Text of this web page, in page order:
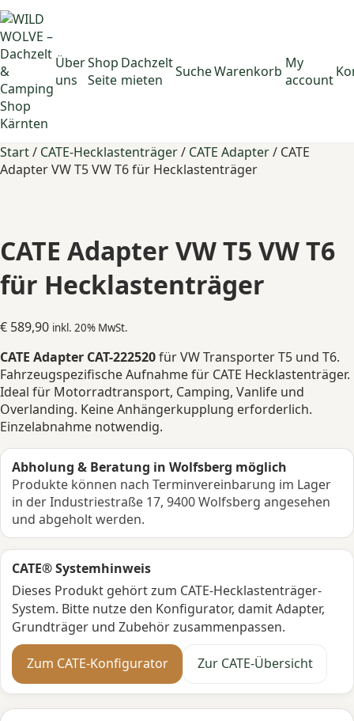
Über
uns
Shop
Seite
Dachzelt
mieten
SucheWarenkorb My
account
Start/ CATE-Hecklastenträger/ CATE Adapter/ CATE
Adapter VW T5 VW T6 für Hecklastenträger
CATE Adapter VW T5 VW T6
für Hecklastenträger
€ 589,90 inkl. 20% MwSt.
CATE Adapter CAT-222520für VW Transporter T5 und T6.
Fahrzeugspezifische Aufnahme für CATE Hecklastenträger.
Ideal für Motorradtransport, Camping, Vanlife und
Overlanding. Keine Anhängerkupplung erforderlich.
Einzelabnahme notwendig.
Abholung & Beratung in Wolfsberg möglich
Produkte können nach Terminvereinbarung im Lager
in der Industriestraße 17, 9400 Wolfsberg angesehen
und abgeholt werden.
CATE® Systemhinweis
Dieses Produkt gehört zum CATE-Hecklastenträger-
System. Bitte nutze den Konfigurator, damit Adapter,
Grundträger und Zubehör zusammenpassen.
Zum CATE-Konfigurator Zur CATE-Übersicht